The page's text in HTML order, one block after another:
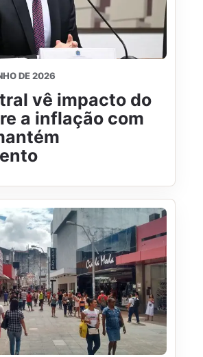
DE 2026
vê impacto do
a inflação com